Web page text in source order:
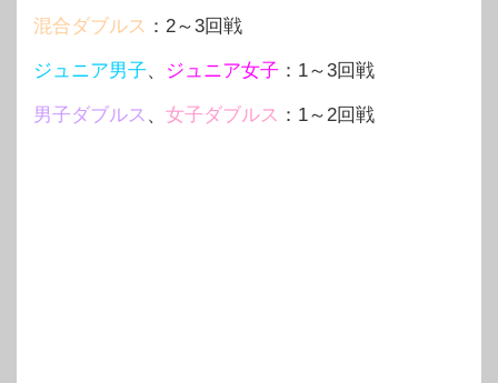
混合ダブルス ：2～3回戦
ジュニア男子、 ジュニア女子 ：1～3回戦
男子ダブルス 、 女子ダブルス ：1～2回戦